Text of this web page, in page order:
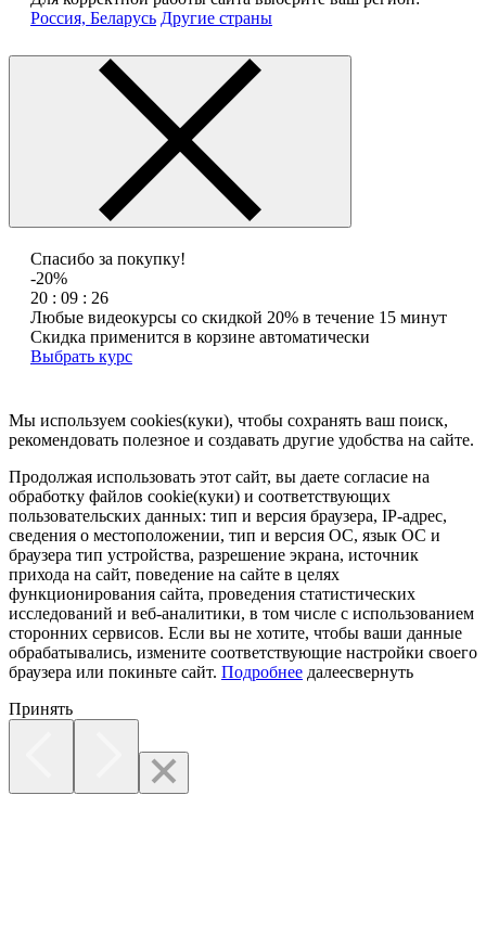
Россия, Беларусь Другие страны
Спасибо за покупку!
-20%
20 : 09 : 26
Любые видеокурсы со скидкой 20% в течение 15 минут
Скидка применится в корзине автоматически
Выбрать курс
Мы используем cookies(куки), чтобы сохранять ваш поиск,
рекомендовать полезное и создавать другие удобства на сайте.
Продолжая использовать этот сайт, вы даете согласие на
обработку файлов cookie(куки) и соответствующих
пользовательских данных: тип и версия браузера, IP-адрес,
сведения о местоположении, тип и версия ОС, язык ОС и
браузера тип устройства, разрешение экрана, источник
прихода на сайт, поведение на сайте в целях
функционирования сайта, проведения статистических
исследований и веб-аналитики, в том числе с использованием
сторонних сервисов. Если вы не хотите, чтобы ваши данные
обрабатывались, измените соответствующие настройки своего
браузера или покиньте сайт. Подробнее далеесвернуть
Принять